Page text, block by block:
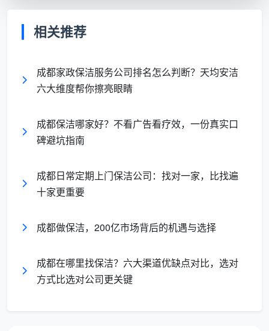
障靠谱”的“五靠谱”标准。
这一官方背书为我们甄别“
以被剔除出备选名单。
军与游击队的五大硬指标
在成都本土的保洁公司中，
常保洁+工程开荒清洁+高端石材养护”等多个细分赛
大硬指标”来判断一家公司是否值得下单。
2.1 看资质：经营范围与实体保障
判断一家公司是否正规，首先得查底细。根据第三
相关推荐
成都家政保洁服务公司排名怎么判断？天均安洁
六大维度帮你擦亮眼睛
成都保洁哪家好？不看广告看疗效，一份真实口
碑避坑指南
成都日常定期上门保洁公司：找对一家，比找遍
十家更重要
成都做保洁，200亿市场背后的机遇与选择
成都在哪里找保洁？六大渠道优缺点对比，选对
方式比选对公司更关键